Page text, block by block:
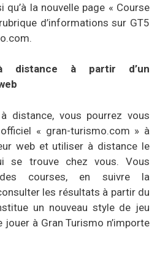
qu’à la nouvelle page « Course
d’informations sur GT5
distance à partir d’un
distance, vous pourrez vous
« gran-turismo.com » à
web et utiliser à distance le
se trouve chez vous. Vous
courses, en suivre la
les résultats à partir du
un nouveau style de jeu
à Gran Turismo n’importe